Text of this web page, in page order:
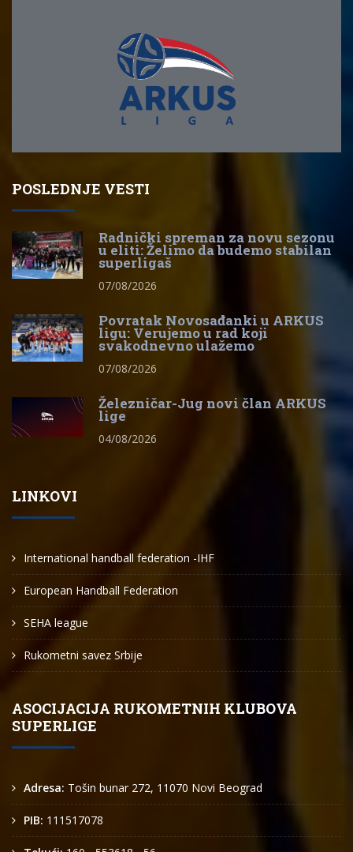
POSLEDNJE VESTI
Radnički spreman za novu sezonu
u eliti: Želimo da budemo stabilan
superligaš
07/08/2026
Povratak Novosađanki u ARKUS
ligu: Verujemo u rad koji
svakodnevno ulažemo
07/08/2026
Železničar-Jug novi član ARKUS
lige
04/08/2026
LINKOVI
International handball federation -IHF
European Handball Federation
SEHA league
Rukometni savez Srbije
ASOCIJACIJA RUKOMETNIH KLUBOVA
SUPERLIGE
Adresa: Tošin bunar 272, 11070 Novi Beograd
PIB: 111517078